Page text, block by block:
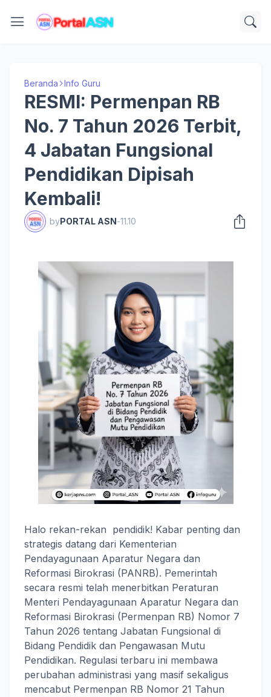
Beranda Info Guru
RESMI: Permenpan RB
No. 7 Tahun 2026 Terbit,
4 Jabatan Fungsional
Pendidikan Dipisah
Kembali!
byPORTAL ASN-11.10
Halo rekan-rekan pendidik! Kabar penting dan
strategis datang dari Kementerian
Pendayagunaan Aparatur Negara dan
Reformasi Birokrasi (PANRB). Pemerintah
secara resmi telah menerbitkan Peraturan
Menteri Pendayagunaan Aparatur Negara dan
Reformasi Birokrasi (Permenpan RB) Nomor 7
Tahun 2026 tentang Jabatan Fungsional di
Bidang Pendidik dan Pengawasan Mutu
Pendidikan. Regulasi terbaru ini membawa
perubahan administrasi yang masif sekaligus
mencabut Permenpan RB Nomor 21 Tahun